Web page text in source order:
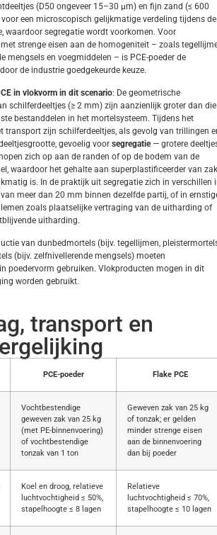
(D50 ongeveer 15–30 μm) en fijn zand (≤ 600
een microscopisch gelijkmatige verdeling tijdens de
waardoor segregatie wordt voorkomen. Voor
strenge eisen aan de homogeniteit – zoals
mengsels en voegmiddelen – is PCE-poeder de
de industrie goedgekeurde keuze.
in vlokvorm in dit scenario: De geometrische
schilferdeeltjes (≥ 2 mm) zijn aanzienlijk groter dan die
bestanddelen in het mortelsysteem. Tijdens het
transport zijn schilferdeeltjes, als gevolg van trillingen
gevoelig voor segregatie— grotere
zich op aan de randen of op de bodem van de
waardoor het gehalte aan superplastificeerder van zak
is. In de praktijk uit segregatie zich in verschillen
meer dan 20 mm binnen dezelfde partij, of in
zoals plaatselijke vertraging van de uitharding of
uitharding.
van dunbedmortels (bijv. tegellijmen,
(bijv. zelfnivellerende mengsels) moeten
poedervorm gebruiken. Vlokproducten mogen in dit
worden gebruikt.
transport en
PCE-poeder Flake PCE
Vochtbestendige
geweven zak van 25 kg
(met PE-binnenvoering)
of vochtbestendige
tonzak van 1 ton
Geweven zak van 25 kg
of tonzak; er gelden
minder strenge eisen
aan de binnenvoering
dan bij poeder
Koel en droog, relatieve
luchtvochtigheid ≤ 50%,
stapelhoogte ≤ 8 lagen
Relatieve
luchtvochtigheid ≤ 70%,
stapelhoogte ≤ 10 lagen